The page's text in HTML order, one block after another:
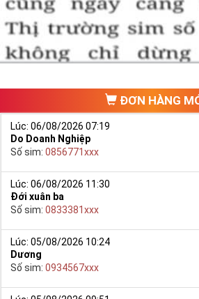
hảo. Vậy phải làm sao?
- Cách nhanh nhất để chọn mua được Sim
trang chủ của Sim Tiền Giang, chọn mục “
trang chủ. Đây là danh sách sim được đại
Ngoài ra quý khách chưa ưng ý về Sim Tứ
khảo thêm Sim Vinaphone,Sim Gmobile,
ĐƠN HÀNG
Lúc: 06/08/2026 07:19
Do Doanh Nghiệp
Số sim: 0856771xxx
Lúc: 06/08/2026 11:30
Đới xuân ba
Số sim: 0833381xxx
Lúc: 05/08/2026 10:24
Dương
Số sim: 0934567xxx